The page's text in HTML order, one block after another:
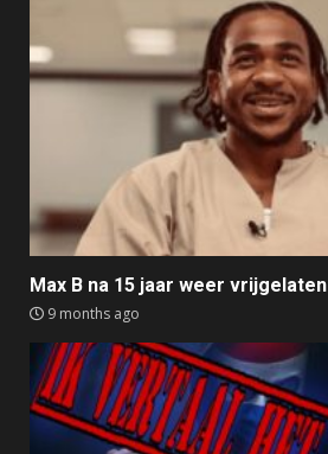
Max B na 15 jaar weer vrijgelaten
9 months ago